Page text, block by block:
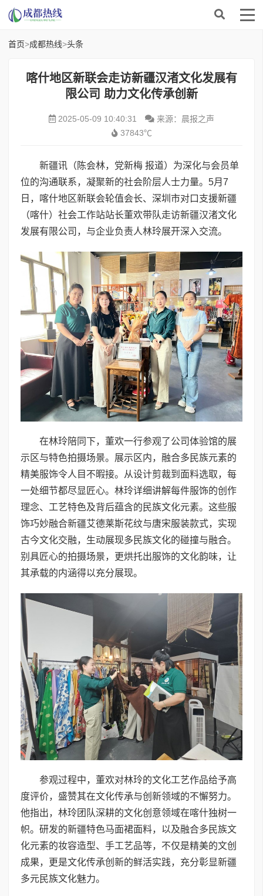
首页>成都热线>头条
喀什地区新联会走访新疆汉渚文化发展有
限公司 助力文化传承创新
2025-05-09 10:40:31
来源：晨报之声
37843℃
新疆讯（陈会林，党新梅 报道）为深化与会员单
位的沟通联系，凝聚新的社会阶层人士力量。5月7
日，喀什地区新联会轮值会长、深圳市对口支援新疆
（喀什）社会工作站站长董欢带队走访新疆汉渚文化
发展有限公司，与企业负责人林玲展开深入交流。
在林玲陪同下，董欢一行参观了公司体验馆的展
示区与特色拍摄场景。展示区内，融合多民族元素的
精美服饰令人目不暇接。从设计剪裁到面料选取，每
一处细节都尽显匠心。林玲详细讲解每件服饰的创作
理念、工艺特色及背后蕴含的民族文化元素。这些服
饰巧妙融合新疆艾德莱斯花纹与唐宋服装款式，实现
古今文化交融，生动展现多民族文化的碰撞与融合。
别具匠心的拍摄场景，更烘托出服饰的文化韵味，让
其承载的内涵得以充分展现。
参观过程中，董欢对林玲的文化工艺作品给予高
度评价，盛赞其在文化传承与创新领域的不懈努力。
他指出，林玲团队深耕的文化创意领域在喀什独树一
帜。研发的新疆特色马面裙面料，以及融合多民族文
化元素的妆容造型、手工艺品等，不仅是精美的文创
成果，更是文化传承创新的鲜活实践，充分彰显新疆
多元民族文化魅力。